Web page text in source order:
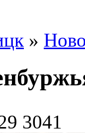
»
3041